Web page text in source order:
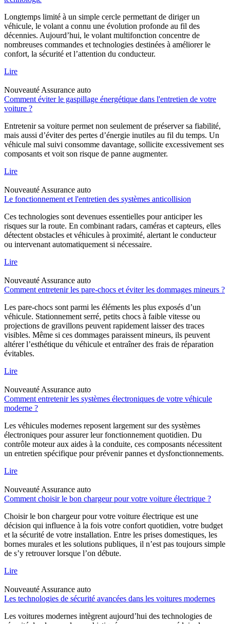
Longtemps limité à un simple cercle permettant de diriger un
véhicule, le volant a connu une évolution profonde au fil des
décennies. Aujourd’hui, le volant multifonction concentre de
nombreuses commandes et technologies destinées à améliorer le
confort, la sécurité et l’attention du conducteur.
Lire
Nouveauté Assurance auto
Comment éviter le gaspillage énergétique dans l'entretien de votre
voiture ?
Entretenir sa voiture permet non seulement de préserver sa fiabilité,
mais aussi d’éviter des pertes d’énergie inutiles au fil du temps. Un
véhicule mal suivi consomme davantage, sollicite excessivement ses
composants et voit son risque de panne augmenter.
Lire
Nouveauté Assurance auto
Le fonctionnement et l'entretien des systèmes anticollision
Ces technologies sont devenues essentielles pour anticiper les
risques sur la route. En combinant radars, caméras et capteurs, elles
détectent obstacles et véhicules à proximité, alertant le conducteur
ou intervenant automatiquement si nécessaire.
Lire
Nouveauté Assurance auto
Comment entretenir les pare-chocs et éviter les dommages mineurs ?
Les pare-chocs sont parmi les éléments les plus exposés d’un
véhicule. Stationnement serré, petits chocs à faible vitesse ou
projections de gravillons peuvent rapidement laisser des traces
visibles. Même si ces dommages paraissent mineurs, ils peuvent
altérer l’esthétique du véhicule et entraîner des frais de réparation
évitables.
Lire
Nouveauté Assurance auto
Comment entretenir les systèmes électroniques de votre véhicule
moderne ?
Les véhicules modernes reposent largement sur des systèmes
électroniques pour assurer leur fonctionnement quotidien. Du
contrôle moteur aux aides à la conduite, ces composants nécessitent
un entretien spécifique pour prévenir pannes et dysfonctionnements.
Lire
Nouveauté Assurance auto
Comment choisir le bon chargeur pour votre voiture électrique ?
Choisir le bon chargeur pour votre voiture électrique est une
décision qui influence à la fois votre confort quotidien, votre budget
et la sécurité de votre installation. Entre les prises domestiques, les
bornes murales et les solutions publiques, il n’est pas toujours simple
de s’y retrouver lorsque l’on débute.
Lire
Nouveauté Assurance auto
Les technologies de sécurité avancées dans les voitures modernes
Les voitures modernes intègrent aujourd’hui des technologies de